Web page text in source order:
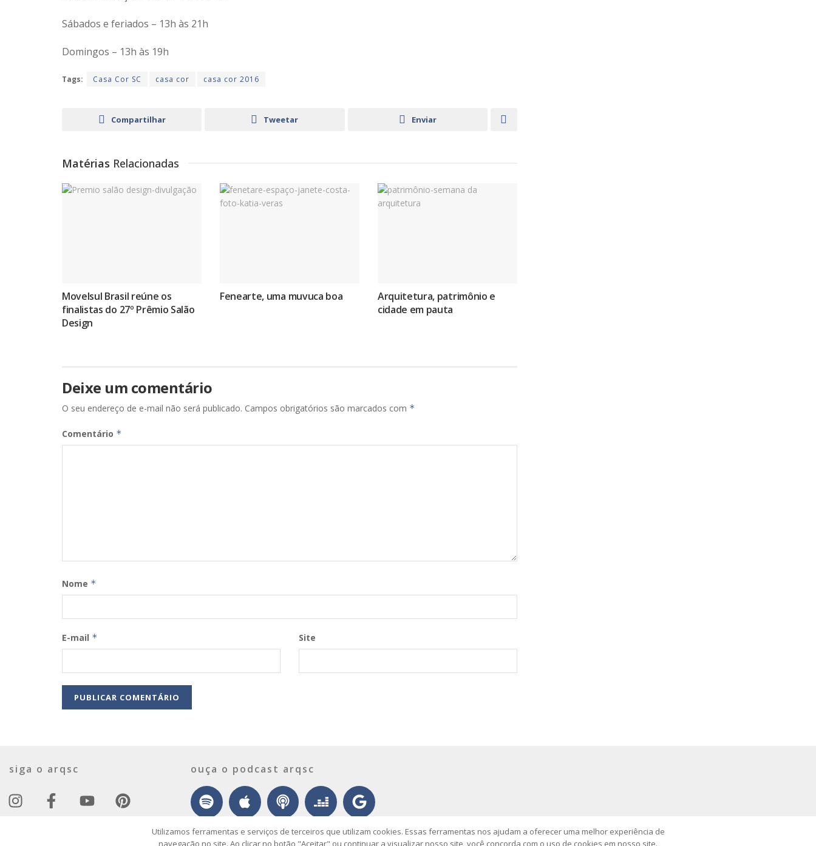
Sábados e feriados – 13h às 21h
Domingos – 13h às 19h
Tags: Casa Cor SC casa cor casa cor 2016
Compartilhar Tweetar Enviar
Matérias Relacionadas
Movelsul Brasil reúne os
finalistas do 27º Prêmio Salão
Design
Fenearte, uma muvuca boa
Arquitetura, patrimônio e
cidade em pauta
Deixe um comentário
O seu endereço de e-mail não será publicado. Campos obrigatórios são marcados com *
Comentário *
Nome *
E-mail * Site
siga o arqsc ouça o podcast arqsc
Utilizamos ferramentas e serviços de terceiros que utilizam cookies. Essas ferramentas nos ajudam a oferecer uma melhor experiência de
navegação no site. Ao clicar no botão "Aceitar" ou continuar a visualizar nosso site, você concorda com o uso de cookies em nosso site.